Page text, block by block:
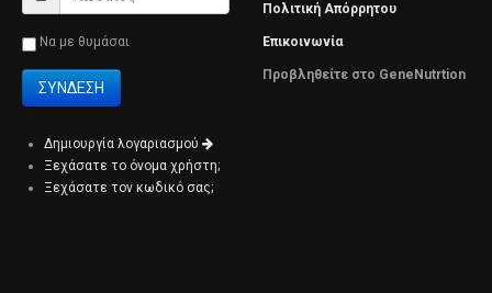
Να με θυμάσαι
Δημιουργία λογαριασμού
Ξεχάσατε το όνομα χρήστη;
Ξεχάσατε τον κωδικό σας;
Πολιτική Απόρρητου
Επικοινωνία
Προβληθείτε στο GeneNutrtion